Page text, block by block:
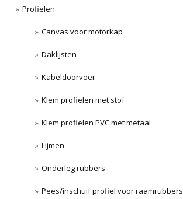
Profielen
Canvas voor motorkap
Daklijsten
Kabeldoorvoer
Klem profielen met stof
Klem profielen PVC met metaal
Lijmen
Onderleg rubbers
Pees/inschuif profiel voor raamrubbers